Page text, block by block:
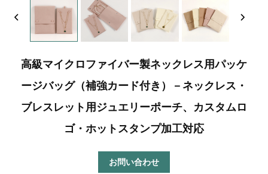
高級マイクロファイバー製ネックレス用パッケ
ージバッグ（補強カード付き）－ネックレス・
ブレスレット用ジュエリーポーチ、カスタムロ
ゴ・ホットスタンプ加工対応
お問い合わせ